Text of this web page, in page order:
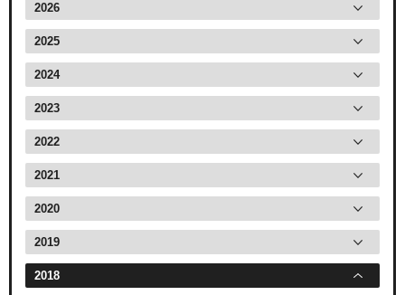
2026
2025
2024
2023
2022
2021
2020
2019
2018